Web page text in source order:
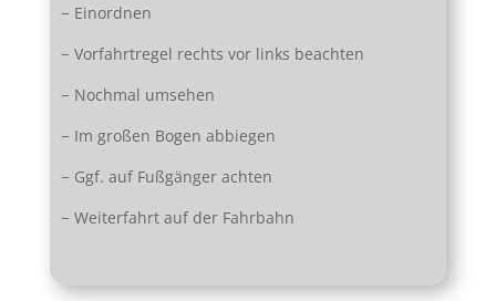
− Einordnen
− Vorfahrtregel rechts vor links beachten
− Nochmal umsehen
− Im großen Bogen abbiegen
− Ggf. auf Fußgänger achten
− Weiterfahrt auf der Fahrbahn